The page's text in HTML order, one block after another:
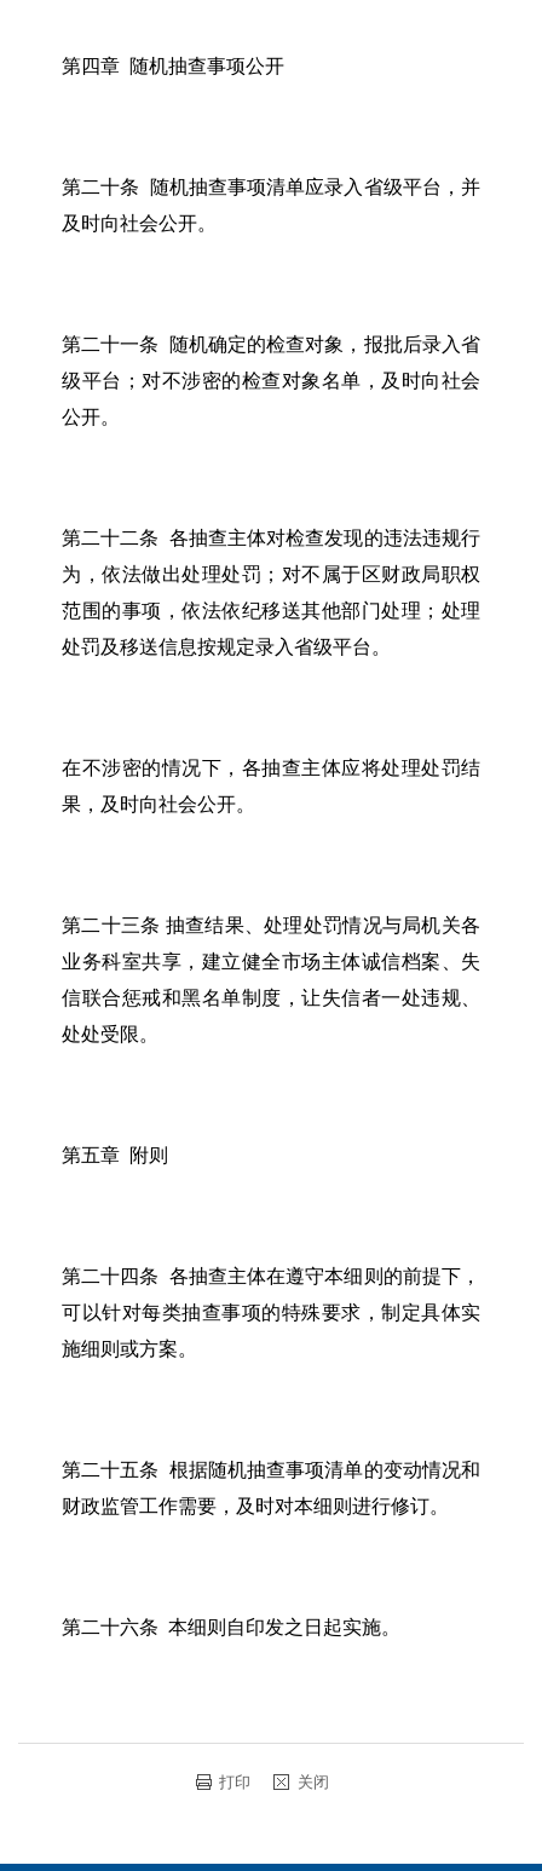
第四章 随机抽查事项公开
第二十条 随机抽查事项清单应录入省级平台，并
及时向社会公开。
第二十一条 随机确定的检查对象，报批后录入省
级平台；对不涉密的检查对象名单，及时向社会
公开。
第二十二条 各抽查主体对检查发现的违法违规行
为，依法做出处理处罚；对不属于区财政局职权
范围的事项，依法依纪移送其他部门处理；处理
处罚及移送信息按规定录入省级平台。
在不涉密的情况下，各抽查主体应将处理处罚结
果，及时向社会公开。
第二十三条 抽查结果、处理处罚情况与局机关各
业务科室共享，建立健全市场主体诚信档案、失
信联合惩戒和黑名单制度，让失信者一处违规、
处处受限。
第五章 附则
第二十四条 各抽查主体在遵守本细则的前提下，
可以针对每类抽查事项的特殊要求，制定具体实
施细则或方案。
第二十五条 根据随机抽查事项清单的变动情况和
财政监管工作需要，及时对本细则进行修订。
第二十六条 本细则自印发之日起实施。
打印 关闭